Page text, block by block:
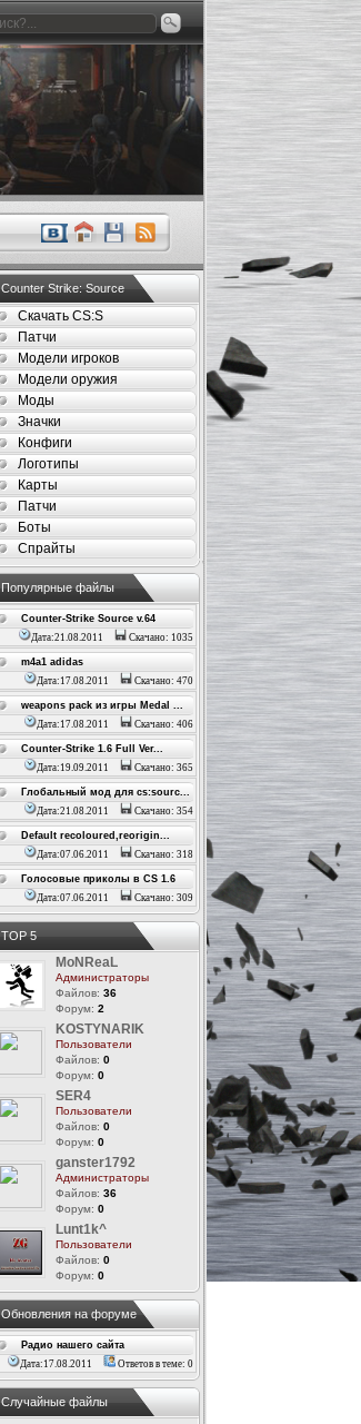
Counter Strike: Source
Скачать CS:S
Патчи
Модели игроков
Модели оружия
Моды
Значки
Конфиги
Логотипы
Карты
Патчи
Боты
Спрайты
Популярные файлы
Counter-Strike Source v.64
Дата:21.08.2011
Скачано: 1035
m4a1 adidas
Дата:17.08.2011
Скачано: 470
weapons pack из игры Medal ...
Дата:17.08.2011
Скачано: 406
Counter-Strike 1.6 Full Ver...
Дата:19.09.2011
Скачано: 365
Глобальный мод для cs:sourc...
Дата:21.08.2011
Скачано: 354
Default recoloured,reorigin...
Дата:07.06.2011
Скачано: 318
Голосовые приколы в CS 1.6
Дата:07.06.2011
Скачано: 309
ТОР 5
MoNReaL
Администраторы
Файлов: 36
Форум: 2
KOSTYNARIK
Пользователи
Файлов: 0
Форум: 0
SER4
Пользователи
Файлов: 0
Форум: 0
ganster1792
Администраторы
Файлов: 36
Форум: 0
Lunt1k^
Пользователи
Файлов: 0
Форум: 0
Обновления на форуме
Радио нашего сайта
Дата:17.08.2011
Ответов в теме: 0
Случайные файлы